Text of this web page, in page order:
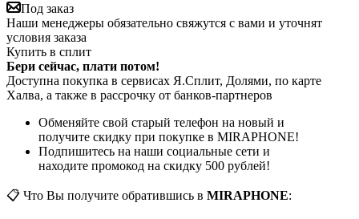
Под заказ
Наши менеджеры обязательно свяжутся с вами и уточнят
условия заказа
Купить в сплит
Бери сейчас, плати потом!
Доступна покупка в сервисах Я.Сплит, Долями, по карте
Халва, а также в рассрочку от банков-партнеров
Обменяйте свой старый телефон на новый и
получите скидку при покупке в MIRAPHONE!
Подпишитесь на наши социальные сети и
находите промокод на скидку 500 рублей!
📋 Что Вы получите обратившись в MIRAPHONE: